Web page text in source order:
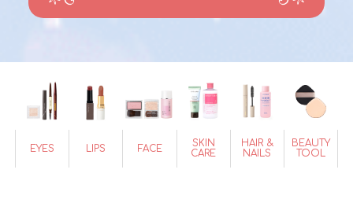
EYES LIPS FACE
SKIN
CARE
HAIR &
NAILS
BEAUTY
TOOL